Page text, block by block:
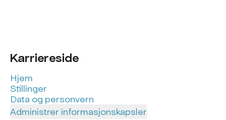
Karriereside
Hjem
Stillinger
Data og personvern
Administrer informasjonskapsler